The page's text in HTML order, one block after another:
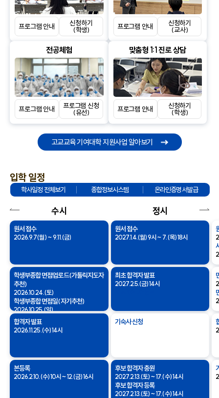
프로그램 안내 신청하기
(학생) 프로그램 안내 신청하기
(교사)
전공체험
프로그램 안내 프로그램 신청
(유선)
맞춤형 1:1 진로 상담
프로그램 안내 신청하기
(학생)
고교교육 기여대학지원사업 알아보기
입학 일정
학사일정 전체보기 종합정보시스템 온라인증명서발급
버튼
수시
원서 접수
2026.9.7(월) ~ 9.11.(금)
학생부종합 면접업로드(가톨릭지도자
추천)
2026.10.24.(토)
학생부종합 면접일(자기추천)
2026.10.25.(일)
합격자 발표
2026.11.25.(수) 14시
본등록
2026.2.10.(수) 10시 ~ 12.(금) 16시
정시
원서 접수
2027.1.4.(월) 9시 ~ 7.(목) 18시
최초 합격자 발표
2027.2.5.(금) 14시
기숙사 신청
후보 합격자 충원
2027.2.13.(토) ~ 17.(수) 14시
후보 합격자 등록
2027.2.13.(토) ~ 17.(수) 14시